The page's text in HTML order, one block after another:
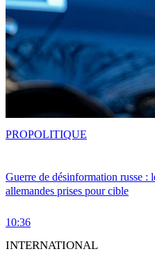
Guerre de désinformation russe :
allemandes prises pour cible
10:36
PROPOLITIQUE
INTERNATIONAL